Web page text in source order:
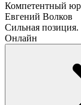
Компетентный
Евгений Волков
Сильная
Онлайн